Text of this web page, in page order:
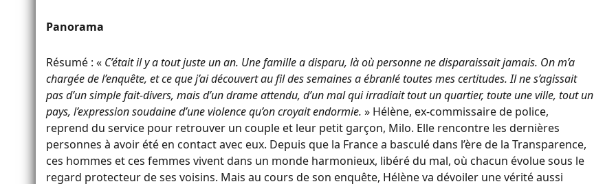
Panorama
Résumé : « C’était il y a tout juste un an. Une famille a disparu, là où personne ne disparaissait jamais. On m’a
chargée de l’enquête, et ce que j’ai découvert au fil des semaines a ébranlé toutes mes certitudes. Il ne s’agissait
pas d’un simple fait-divers, mais d’un drame attendu, d’un mal qui irradiait tout un quartier, toute une ville, tout un
pays, l’expression soudaine d’une violence qu’on croyait endormie. » Hélène, ex-commissaire de police,
reprend du service pour retrouver un couple et leur petit garçon, Milo. Elle rencontre les dernières
personnes à avoir été en contact avec eux. Depuis que la France a basculé dans l’ère de la Transparence,
ces hommes et ces femmes vivent dans un monde harmonieux, libéré du mal, où chacun évolue sous le
regard protecteur de ses voisins. Mais au cours de son enquête, Hélène va dévoiler une vérité aussi